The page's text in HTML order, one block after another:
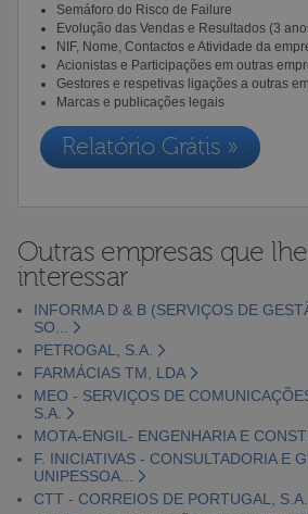
Semáforo do Risco de Failure
Evolução das Vendas e Resultados (3
NIF, Nome, Contactos e Atividade da
Acionistas e Participações em outras
Gestores e respetivas ligações a outras
Marcas e publicações legais
Relatório Grátis »
Outras empresas que
interessar
INFORMA D & B (SERVIÇOS DE
SO...
PETROGAL, S.A.
FARMÁCIAS TM, LDA
MEO - SERVIÇOS DE
S.A.
MOTA-ENGIL- ENGENHARIA E
F. INICIATIVAS - CONSULTADORIA E
UNIPESSOA...
CTT - CORREIOS DE PORTUGAL, S.A.